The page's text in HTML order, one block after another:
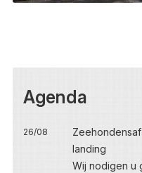
Agenda
26/08
landing
Wij nodigen u